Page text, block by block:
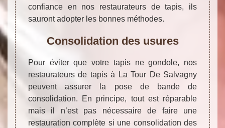
confiance en nos restaurateurs de tapis, ils
sauront adopter les bonnes méthodes.
Consolidation des usures
Pour éviter que votre tapis ne gondole, nos
restaurateurs de tapis à La Tour De Salvagny
peuvent assurer la pose de bande de
consolidation. En principe, tout est réparable
mais il n’est pas nécessaire de faire une
restauration complète si une consolidation des